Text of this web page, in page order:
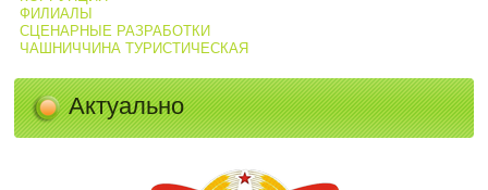
ФИЛИАЛЫ
СЦЕНАРНЫЕ РАЗРАБОТКИ
ЧАШНИЧЧИНА ТУРИСТИЧЕСКАЯ
Актуально